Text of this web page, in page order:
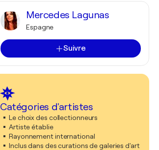
Mercedes Lagunas
Espagne
Suivre
Catégories d'artistes
Le choix des collectionneurs
Artiste établie
Rayonnement international
Inclus dans des curations de galeries d'art